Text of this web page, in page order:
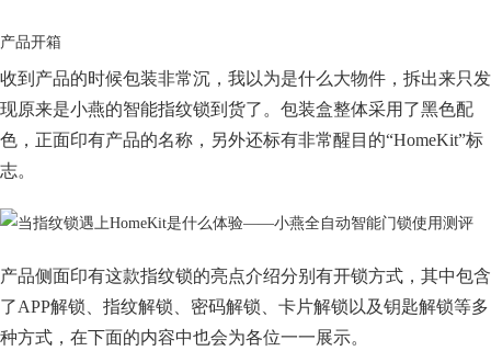
产品开箱
收到产品的时候包装非常沉，我以为是什么大物件，拆出来只发
现原来是小燕的智能指纹锁到货了。包装盒整体采用了黑色配
色，正面印有产品的名称，另外还标有非常醒目的“HomeKit”标
志。
产品侧面印有这款指纹锁的亮点介绍分别有开锁方式，其中包含
了APP解锁、指纹解锁、密码解锁、卡片解锁以及钥匙解锁等多
种方式，在下面的内容中也会为各位一一展示。